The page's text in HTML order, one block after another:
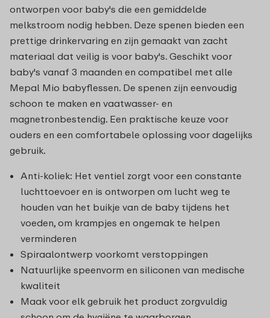
ontworpen voor baby's die een gemiddelde
melkstroom nodig hebben. Deze spenen bieden een
prettige drinkervaring en zijn gemaakt van zacht
materiaal dat veilig is voor baby's. Geschikt voor
baby's vanaf 3 maanden en compatibel met alle
Mepal Mio babyflessen. De spenen zijn eenvoudig
schoon te maken en vaatwasser- en
magnetronbestendig. Een praktische keuze voor
ouders en een comfortabele oplossing voor dagelijks
gebruik.
Anti-koliek: Het ventiel zorgt voor een constante
luchttoevoer en is ontworpen om lucht weg te
houden van het buikje van de baby tijdens het
voeden, om krampjes en ongemak te helpen
verminderen
Spiraalontwerp voorkomt verstoppingen
Natuurlijke speenvorm en siliconen van medische
kwaliteit
Maak voor elk gebruik het product zorgvuldig